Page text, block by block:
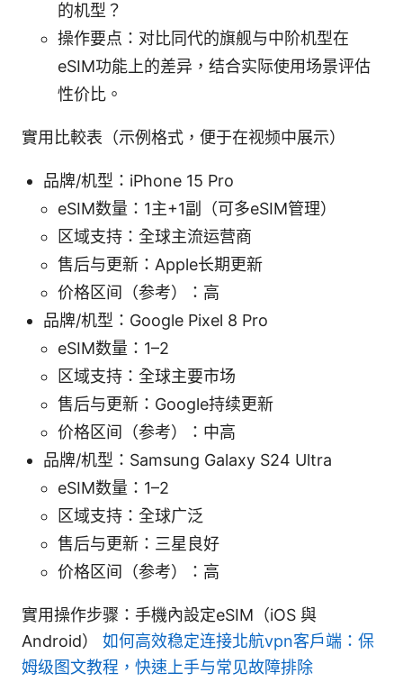
的机型？
操作要点：对比同代的旗舰与中阶机型在
eSIM功能上的差异，结合实际使用场景评估
性价比。
實用比較表（示例格式，便于在视频中展示）
品牌/机型：iPhone 15 Pro
eSIM数量：1主+1副（可多eSIM管理）
区域支持：全球主流运营商
售后与更新：Apple长期更新
价格区间（参考）：高
品牌/机型：Google Pixel 8 Pro
eSIM数量：1–2
区域支持：全球主要市场
售后与更新：Google持续更新
价格区间（参考）：中高
品牌/机型：Samsung Galaxy S24 Ultra
eSIM数量：1–2
区域支持：全球广泛
售后与更新：三星良好
价格区间（参考）：高
實用操作步骤：手機內設定eSIM（iOS 與
Android） 如何高效稳定连接北航vpn客户端：保
姆级图文教程，快速上手与常见故障排除